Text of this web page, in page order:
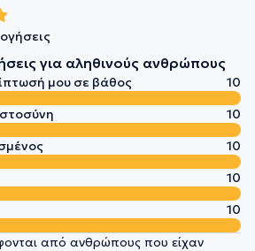
για αληθινούς ανθρώπους
μου σε βάθος
10
10
10
10
10
από ανθρώπους που είχαν